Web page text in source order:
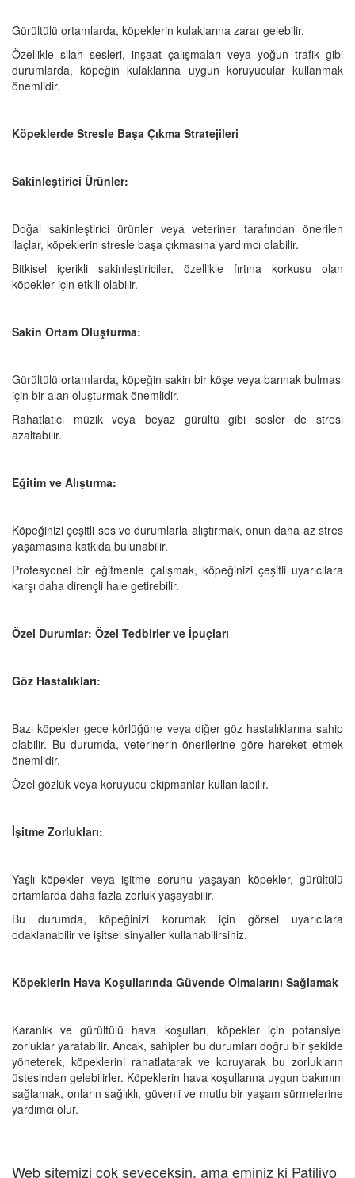
Gürültülü ortamlarda, köpeklerin kulaklarına zarar gelebilir.
Özellikle silah sesleri, inşaat çalışmaları veya yoğun trafik gibi
durumlarda, köpeğin kulaklarına uygun koruyucular kullanmak
önemlidir.
Köpeklerde Stresle Başa Çıkma Stratejileri
Sakinleştirici Ürünler:
Doğal sakinleştirici ürünler veya veteriner tarafından önerilen
ilaçlar, köpeklerin stresle başa çıkmasına yardımcı olabilir.
Bitkisel içerikli sakinleştiriciler, özellikle fırtına korkusu olan
köpekler için etkili olabilir.
Sakin Ortam Oluşturma:
Gürültülü ortamlarda, köpeğin sakin bir köşe veya barınak bulması
için bir alan oluşturmak önemlidir.
Rahatlatıcı müzik veya beyaz gürültü gibi sesler de stresi
azaltabilir.
Eğitim ve Alıştırma:
Köpeğinizi çeşitli ses ve durumlarla alıştırmak, onun daha az stres
yaşamasına katkıda bulunabilir.
Profesyonel bir eğitmenle çalışmak, köpeğinizi çeşitli uyarıcılara
karşı daha dirençli hale getirebilir.
Özel Durumlar: Özel Tedbirler ve İpuçları
Göz Hastalıkları:
Bazı köpekler gece körlüğüne veya diğer göz hastalıklarına sahip
olabilir. Bu durumda, veterinerin önerilerine göre hareket etmek
önemlidir.
Özel gözlük veya koruyucu ekipmanlar kullanılabilir.
İşitme Zorlukları:
Yaşlı köpekler veya işitme sorunu yaşayan köpekler, gürültülü
ortamlarda daha fazla zorluk yaşayabilir.
Bu durumda, köpeğinizi korumak için görsel uyarıcılara
odaklanabilir ve işitsel sinyaller kullanabilirsiniz.
Köpeklerin Hava Koşullarında Güvende Olmalarını Sağlamak
Karanlık ve gürültülü hava koşulları, köpekler için potansiyel
zorluklar yaratabilir. Ancak, sahipler bu durumları doğru bir şekilde
yöneterek, köpeklerini rahatlatarak ve koruyarak bu zorlukların
üstesinden gelebilirler. Köpeklerin hava koşullarına uygun bakımını
sağlamak, onların sağlıklı, güvenli ve mutlu bir yaşam sürmelerine
yardımcı olur.
Web sitemizi çok seveceksin, ama eminiz ki Patiliyo